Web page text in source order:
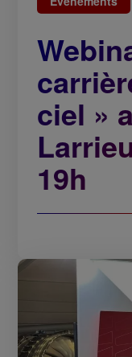
ciel »
19h